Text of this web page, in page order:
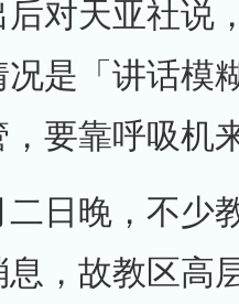
后对天亚社说
况是「讲话模
，要靠呼吸机
二日晚，不少
息，故教区高